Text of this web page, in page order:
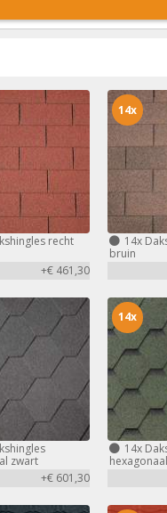
recht
+€ 461,30
14x
bruin
14x
zwart
+€ 601,30
14x
14x